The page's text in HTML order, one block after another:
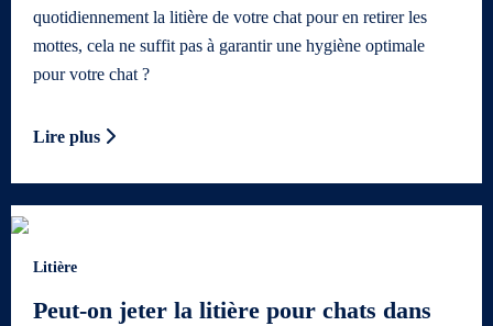
quotidiennement la litière de votre chat pour en retirer les
mottes, cela ne suffit pas à garantir une hygiène optimale
pour votre chat ?
Lire plus
Litière
Peut-on jeter la litière pour chats dans